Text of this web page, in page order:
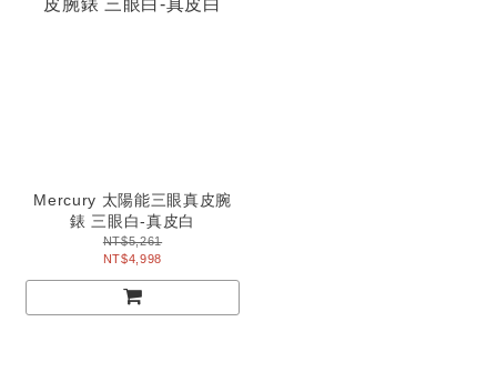
Mercury 太陽能三眼真皮腕
錶 三眼白-真皮白
NT$5,261
NT$4,998